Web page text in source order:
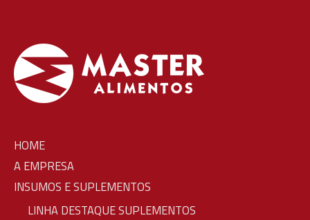
HOME
A EMPRESA
INSUMOS E SUPLEMENTOS
LINHA DESTAQUE SUPLEMENTOS